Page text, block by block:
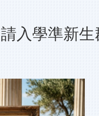
入學準新生